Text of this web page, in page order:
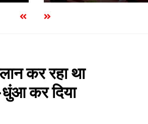
कर रहा था
कर दिया